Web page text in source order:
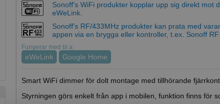
Sonoff's WiFi produkter kopplar upp sig direkt mot
eWeLink.
Sonoff's RF/433MHz produkter kan prata med
appen via en brygga eller kontroller, t.ex. Sonoff
Fungerar med bl.a:
eWeLink Google Home
Smart WiFi dimmer för dolt montage med tillhörande
Styrningen görs enkelt från app i mobilen, funktion finns för